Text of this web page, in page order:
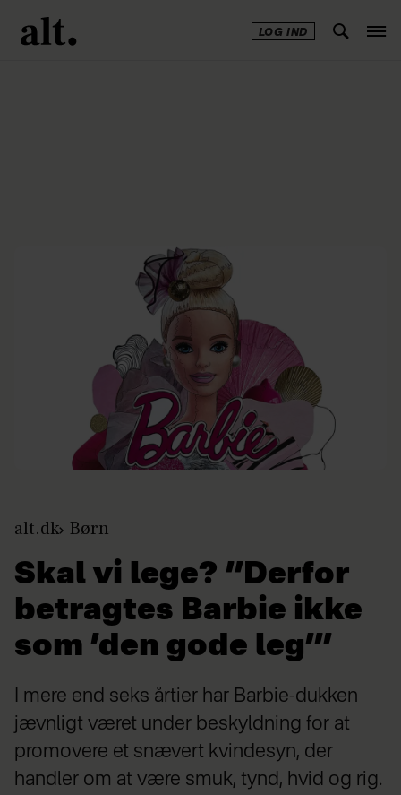
LOG IND
alt.dk Børn
Skal vi lege? ”Derfor
betragtes Barbie ikke
som ’den gode leg’”
I mere end seks årtier har Barbie-dukken
jævnligt været under beskyldning for at
promovere et snævert kvindesyn, der
handler om at være smuk, tynd, hvid og rig.